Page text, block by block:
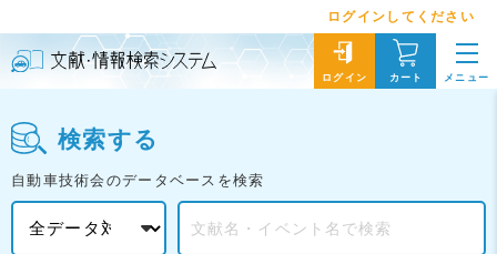
ログインしてください
ログイン カート メニュー
検索する
自動車技術会のデータベースを検索